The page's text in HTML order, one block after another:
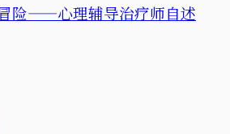
险——心理辅导治疗师自述